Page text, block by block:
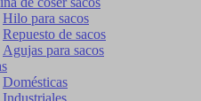
Hilo para sacos
Repuesto de sacos
Agujas para sacos
Domésticas
Industriales